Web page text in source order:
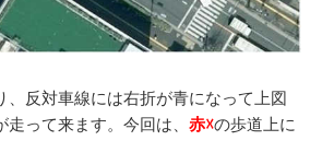
反対車線には右折が青になって上図
走って来ます。今回は、 赤☓の歩道上に